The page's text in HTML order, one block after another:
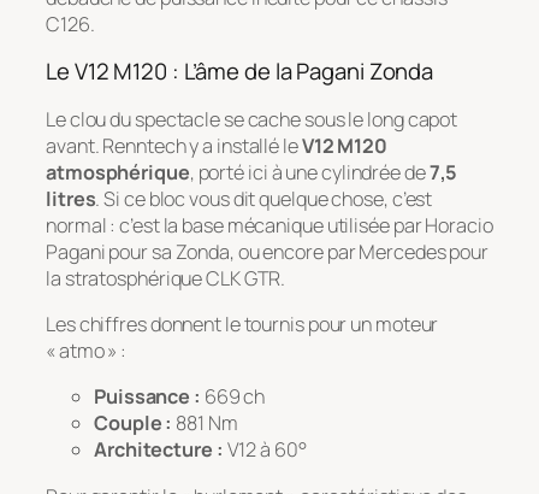
C126.
Le V12 M120 : L’âme de la Pagani Zonda
Le clou du spectacle se cache sous le long capot
avant. Renntech y a installé leV12 M120
atmosphérique, porté ici à une cylindrée de7,5
litres. Si ce bloc vous dit quelque chose, c’est
normal : c’est la base mécanique utilisée par Horacio
Pagani pour sa Zonda, ou encore par Mercedes pour
la stratosphérique CLK GTR.
Les chiffres donnent le tournis pour un moteur
« atmo » :
Puissance : 669 ch
Couple : 881 Nm
Architecture : V12 à 60°